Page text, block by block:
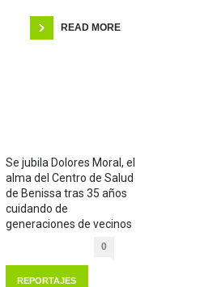
READ MORE
Se jubila Dolores Moral, el
alma del Centro de Salud
de Benissa tras 35 años
cuidando de
generaciones de vecinos
0
REPORTAJES